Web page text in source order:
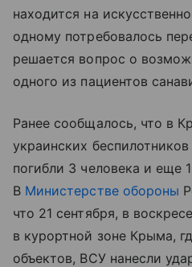
находится на
одному потребовалось
решается вопрос о
одного из пациентов
Ранее сообщалось, что в
украинских
погибли 3 человека и еще
В Министерстве обороны
что 21 сентября, в
в курортной зоне Крыма,
объектов, ВСУ нанесли